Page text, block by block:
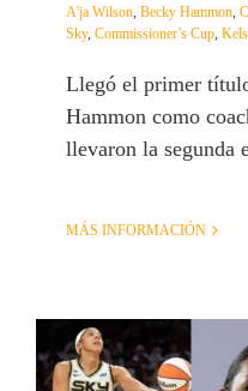
A'ja Wilson Becky Hammon
Sky, Commissioner’s Cup
Llegó el primer
Hammon como
llevaron la segunda
MÁS INFORMACIÓN